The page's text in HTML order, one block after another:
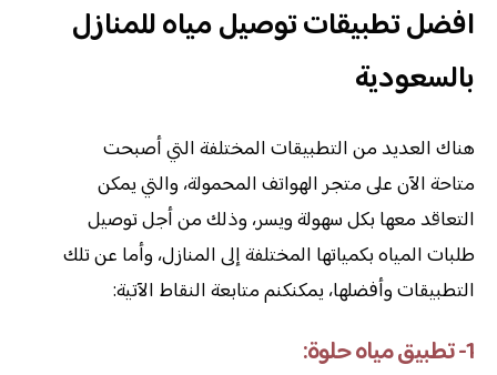
افضل تطبيقات توصيل مياه للمنازل
بالسعودية
هناك العديد من التطبيقات المختلفة التي أصبحت
متاحة الآن على متجر الهواتف المحمولة، والتي يمكن
التعاقد معها بكل سهولة ويسر، وذلك من أجل توصيل
طلبات المياه بكمياتها المختلفة إلى المنازل، وأما عن تلك
التطبيقات وأفضلها، يمكنكنم متابعة النقاط الآتية:
1- تطبيق مياه حلوة: